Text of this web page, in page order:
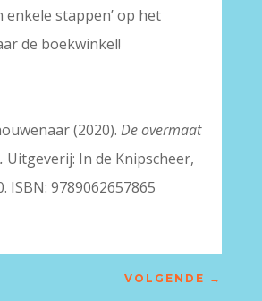
enkele stappen’ op het
de boekwinkel!
(2020). De overmaat
Uitgeverij: In de Knipscheer,
ISBN: 9789062657865
VOLGENDE →